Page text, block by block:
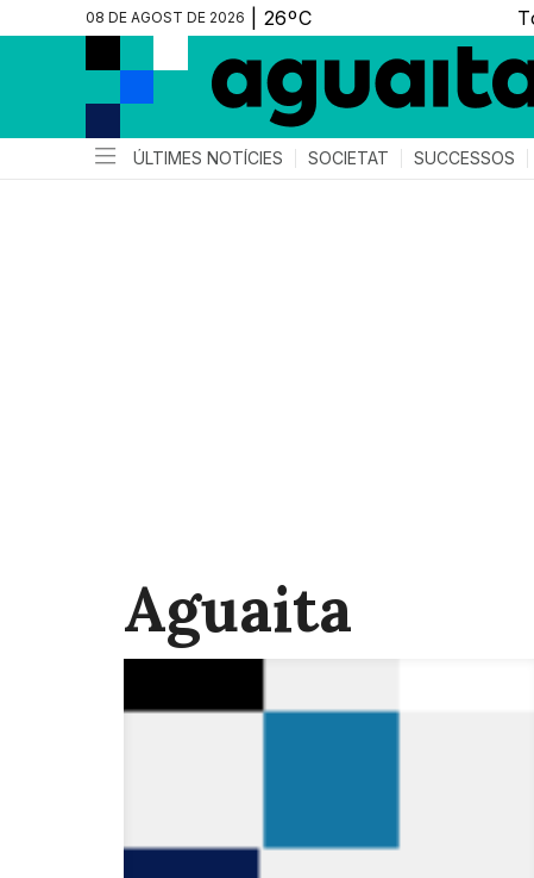
08 DE AGOST DE 2026
ÚLTIMES NOTÍCIES SOCIETAT SUCCESSOS
Aguaita